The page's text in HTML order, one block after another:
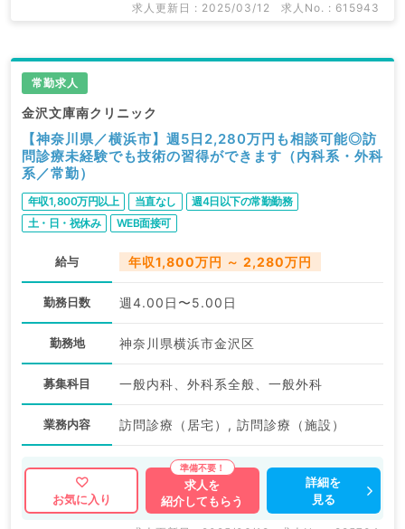
求人更新日 : 2025/03/12 求人No. : 615943
常勤求人
金沢文庫南クリニック
【神奈川県／横浜市】週5日2,280万円も相談可能◎訪
問診療未経験でも技術の習得ができます（内科系・外科
系／常勤）
年収1,800万円以上 当直なし
週4日以下の常勤勤務
土・日・祝休み
WEB面接可
給与 年収1,800万円 ～ 2,280万円
勤務日数 週4.00日〜5.00日
勤務地 神奈川県横浜市金沢区
募集科目 一般内科、外科系全般、一般外科
業務内容 訪問診療（居宅）, 訪問診療（施設）
お気に入り
求人を
紹介してもらう
詳細を
見る